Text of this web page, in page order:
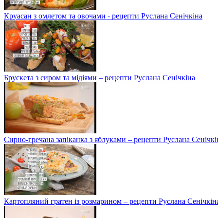
Круасан з омлетом та овочами - рецепти Руслана Сенічкіна
Брускета з сиром та мідіями – рецепти Руслана Сенічкіна
Сирно-гречана запіканка з яблуками – рецепти Руслана
Картопляний гратен із розмарином – рецепти Руслана